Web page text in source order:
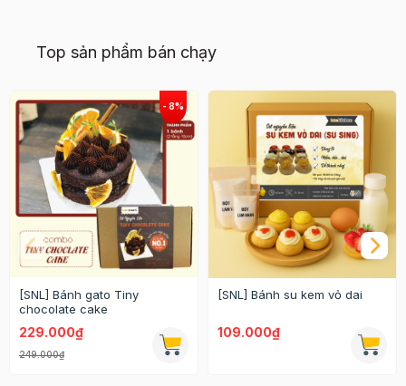
Top sản phẩm bán chạy
[SNL] Bánh gato Tiny
chocolate cake
229.000₫
249.000₫
[SNL] Bánh su kem vỏ dai
109.000₫